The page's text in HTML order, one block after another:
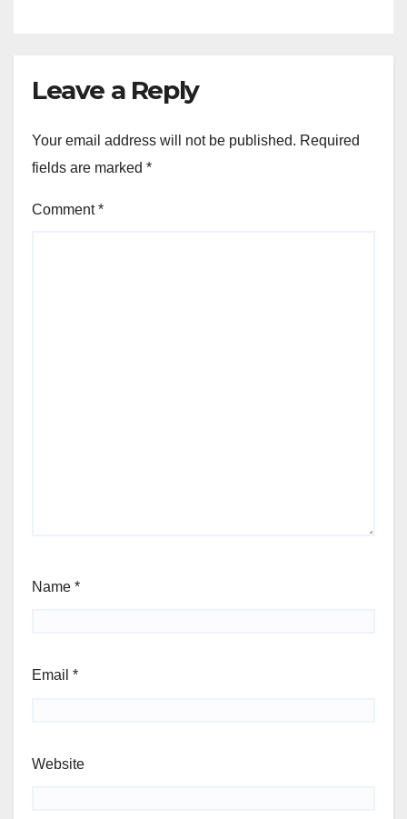
Leave a Reply
Your email address will not be published. Required
fields are marked *
Comment*
Name *
Email *
Website